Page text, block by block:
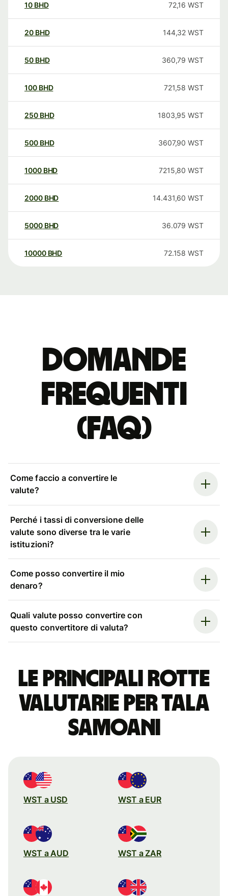
10 BHD 72,16 WST
20 BHD 144,32 WST
50 BHD 360,79 WST
100 BHD 721,58 WST
250 BHD 1803,95 WST
500 BHD 3607,90 WST
1000 BHD 7215,80 WST
2000 BHD 14.431,60 WST
5000 BHD 36.079 WST
10000 BHD 72.158 WST
Domande
Frequenti
(FAQ)
Come faccio a convertire le
valute?
Perché i tassi di conversione delle
valute sono diverse tra le varie
istituzioni?
Come posso convertire il mio
denaro?
Quali valute posso convertire con
questo convertitore di valuta?
Le principali rotte
valutarie per tala
samoani
WST a USD WST a EUR
WST a AUD WST a ZAR